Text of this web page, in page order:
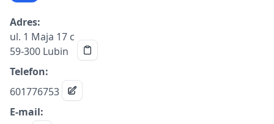
Adres:
ul. 1 Maja 17 c
59-300 Lubin
Telefon:
601776753
E-mail: